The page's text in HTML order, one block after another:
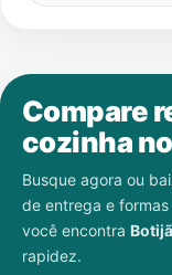
Compare
cozinha
Busque agora ou
de entrega e
você encontra
rapidez.